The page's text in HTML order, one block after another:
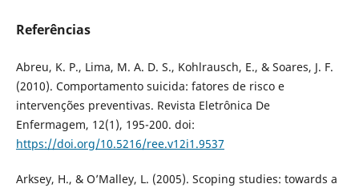
Referências
Abreu, K. P., Lima, M. A. D. S., Kohlrausch, E., & Soares, J. F.
(2010). Comportamento suicida: fatores de risco e
intervenções preventivas. Revista Eletrônica De
Enfermagem, 12(1), 195-200. doi:
https://doi.org/10.5216/ree.v12i1.9537
Arksey, H., & O’Malley, L. (2005). Scoping studies: towards a